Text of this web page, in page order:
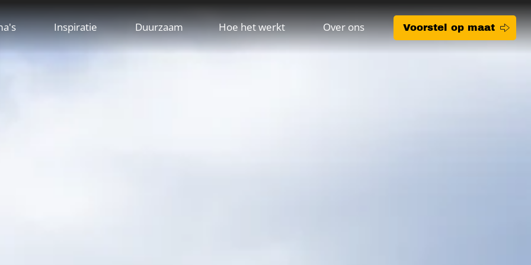
Inspiratie Duurzaam Hoe het werkt Over ons Voorstel op maat